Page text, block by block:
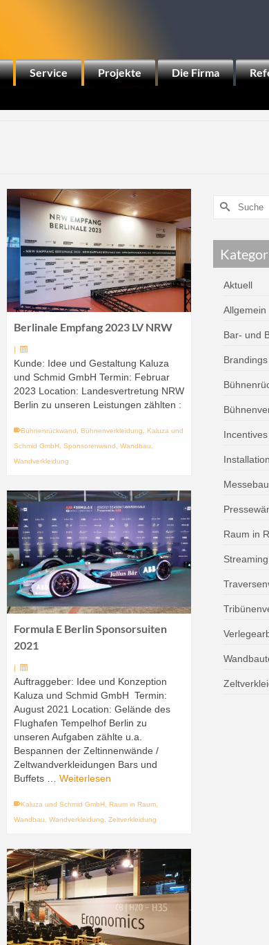
Service Projekte Die Firma
Berlinale Empfang 2023 LV NRW
|
Kunde: Idee und Gestaltung Kaluza
und Schmid GmbH Termin: Februar
2023 Location: Landesvertretung NRW
Berlin zu unseren Leistungen zählten :
Bühnenrückwand ,Bühnenverkleidung ,Kaluza und
Schmid GmbH ,Sponsorenwand ,Wandbau
Wandverkleidung
Formula E Berlin Sponsorsuiten
2021
Auftraggeber: Idee und Konzeption
Kaluza und Schmid GmbH Termin:
August 2021 Location: Gelände des
Flughafen Tempelhof Berlin zu
unseren Aufgaben zählte u.a.
Bespannen der Zeltinnenwände /
Zeltwandverkleidungen Bars und
Buffets …Weiterlesen
Kaluza und Schmid GmbH, Raum in Raum,
Wandbau,Wandverkleidung,Zeltverkleidung
Aktuell
Allgemein
Bar- und
Brandings
Incentives
Raum in